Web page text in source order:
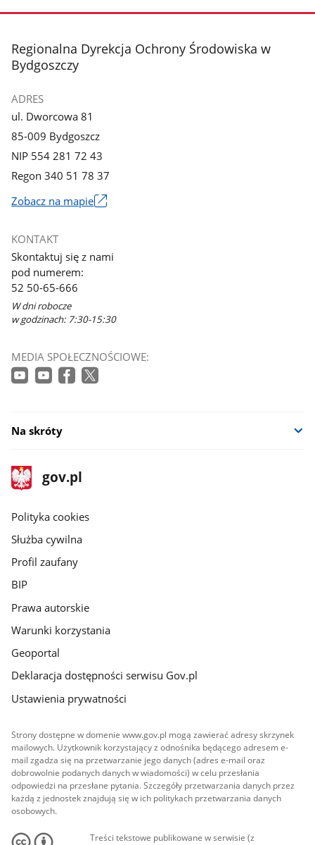
stopka
Regionalna Dyrekcja Ochrony Środowiska w
Bydgoszczy
ADRES
ul. Dworcowa 81
85-009 Bydgoszcz
NIP 554 281 72 43
Regon 340 51 78 37
Zobacz na mapie
się
w
nowym
oknie
KONTAKT
Skontaktuj się z nami
pod numerem:
52 50-65-666
W dni robocze
w godzinach: 7:30-15:30
MEDIA SPOŁECZNOŚCIOWE:
Na skróty
stopka
gov.pl
Strona
gov.pl
gov.pl
Polityka cookies
Służba cywilna
Profil zaufany
BIP
Prawa autorskie
Warunki korzystania
Geoportal
Deklaracja dostępności serwisu Gov.pl
Ustawienia prywatności
Strony dostępne w domenie www.gov.pl mogą zawierać adresy skrzynek
mailowych. Użytkownik korzystający z odnośnika będącego adresem e-
mail zgadza się na przetwarzanie jego danych (adres e-mail oraz
dobrowolnie podanych danych w wiadomości) w celu przesłania
odpowiedzi na przesłane pytania. Szczegóły przetwarzania danych przez
każdą z jednostek znajdują się w ich politykach przetwarzania danych
osobowych.
Treści tekstowe publikowane w serwisie (z